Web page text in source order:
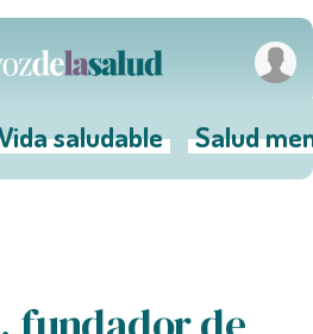
saludable Salud